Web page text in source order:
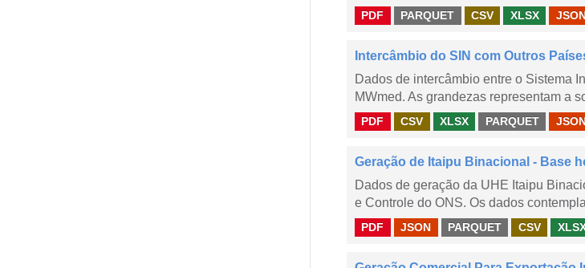
PDF PARQUET CSV XLSX
Intercâmbio do SIN com Outros
Dados de intercâmbio entre o Sistema
MWmed. As grandezas representam a
PDF CSV XLSX PARQUET
Geração de Itaipu Binacional - Base
Dados de geração da UHE Itaipu
e Controle do ONS. Os dados
PDF JSON PARQUET CSV